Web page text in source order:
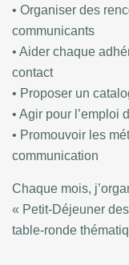
• Organiser des
communicants
• Aider chaque
contact
• Proposer un
• Agir pour l’emploi
• Promouvoir les
communication
Chaque mois,
« Petit-Déjeuner
table-ronde